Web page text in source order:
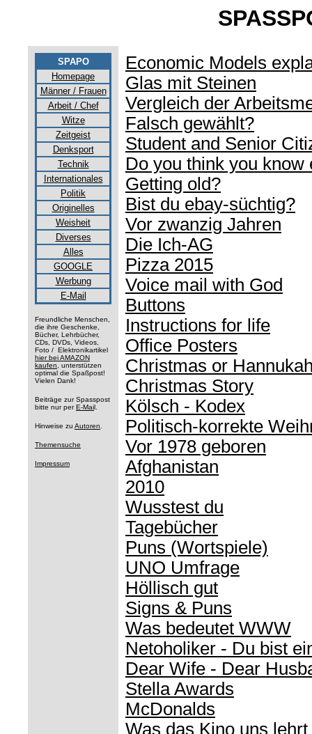
SPAPO
Homepage
Männer / Frauen
Arbeit / Chef
Witze
Zeitgeist
Denksport
Technik
Internationales
Politik
Originelles
Weisheit
Diverses
Alles
GOOGLE
Werbung
E-Mail
Freundliche Menschen,
die ihre Geschenke,
Bücher, Lehrbücher,
CDs, DVDs, Videos,
Foto / Elektronikartikel
hier bei AMAZON
kaufen, unterstützen
optimal die Spaßpost!
Vielen Dank!
Beiträge zur Spasspost
bitte nur per E-Mai l.
Hinweise zu Autoren.
Themensuche
Impressum
Economic Models
Glas mit Steinen
Vergleich der
Falsch gewählt?
Student and Senior
Do you think you know
Getting old?
Bist du ebay-süchtig?
Vor zwanzig Jahren
Die Ich-AG
Pizza 2015
Voice mail with God
Buttons
Instructions for life
Office Posters
Christmas or
Christmas Story
Kölsch - Kodex
Politisch-korrekte
Vor 1978 geboren
Afghanistan
2010
Wusstest du
Tagebücher
Puns (Wortspiele)
UNO Umfrage
Höllisch gut
Signs & Puns
Was bedeutet WWW
Netoholiker - Du bist
Dear Wife - Dear
Stella Awards
McDonalds
Was das Kino uns lehrt